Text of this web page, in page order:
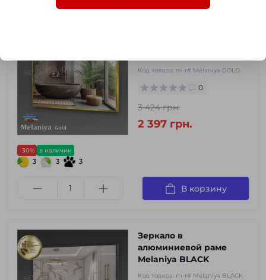
-30% в наличии
3 3 3
Код товара: m-r# Melaniya GOLD
0
3 424 грн.
2 397 грн.
В корзину
Зеркало в
алюминиевой раме
Melaniya BLACK
Код товара: m-r# Melaniya BLACK